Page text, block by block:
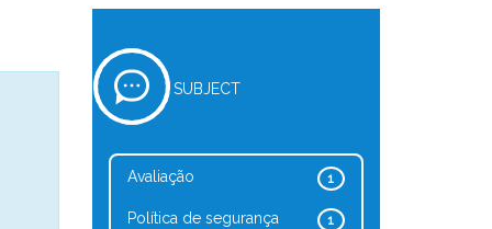
SUBJECT
1
Avaliação
1
Política de segurança